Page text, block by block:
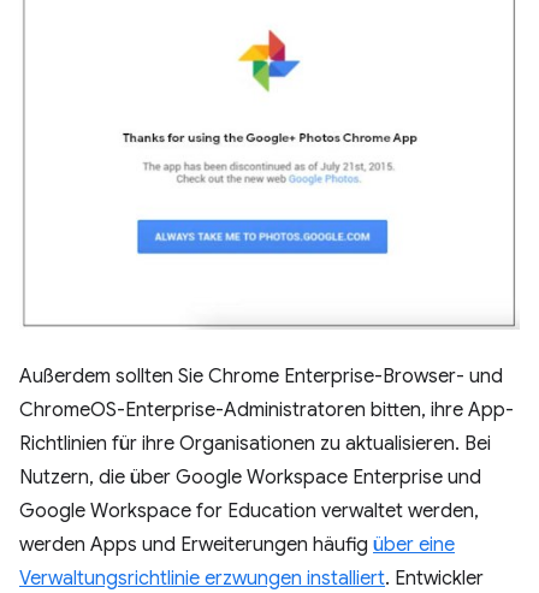
Außerdem sollten Sie Chrome Enterprise-Browser- und
ChromeOS-Enterprise-Administratoren bitten, ihre App-
Richtlinien für ihre Organisationen zu aktualisieren. Bei
Nutzern, die über Google Workspace Enterprise und
Google Workspace for Education verwaltet werden,
werden Apps und Erweiterungen häufig über eine
Verwaltungsrichtlinie erzwungen installiert. Entwickler